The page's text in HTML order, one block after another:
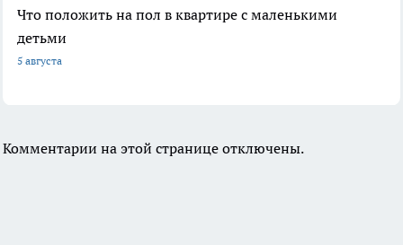
Что положить на пол в квартире с маленькими
детьми
5 августа
Комментарии на этой странице отключены.